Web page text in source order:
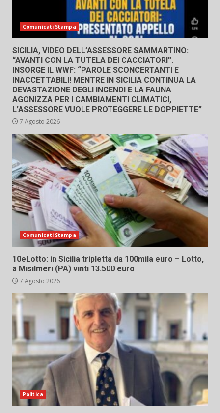
Comunicati Stampa
SICILIA, VIDEO DELL’ASSESSORE SAMMARTINO:
“AVANTI CON LA TUTELA DEI CACCIATORI”.
INSORGE IL WWF: “PAROLE SCONCERTANTI E
INACCETTABILI! MENTRE IN SICILIA CONTINUA LA
DEVASTAZIONE DEGLI INCENDI E LA FAUNA
AGONIZZA PER I CAMBIAMENTI CLIMATICI,
L’ASSESSORE VUOLE PROTEGGERE LE DOPPIETTE”
7 Agosto 2026
Comunicati Stampa
10eLotto: in Sicilia tripletta da 100mila euro – Lotto,
a Misilmeri (PA) vinti 13.500 euro
7 Agosto 2026
Politica